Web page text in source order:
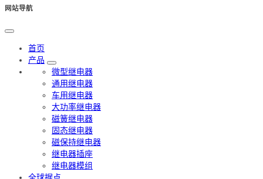
网站导航
首页
产品
微型继电器
通用继电器
车用继电器
大功率继电器
磁簧继电器
固态继电器
磁保持继电器
继电器插座
继电器模组